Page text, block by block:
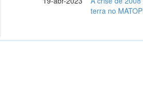
terra no